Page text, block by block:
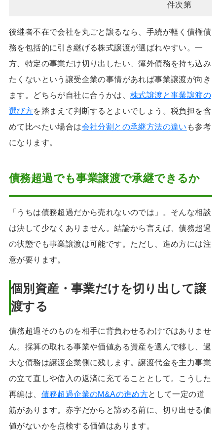
件次第
後継者不在で会社を丸ごと譲るなら、手続が軽く債権債
務を包括的に引き継げる株式譲渡が選ばれやすい。一
方、特定の事業だけ切り出したい、簿外債務を持ち込み
たくないという譲受企業の事情があれば事業譲渡が向き
ます。どちらが自社に合うかは、 株式譲渡と事業譲渡の
選び方を踏まえて判断するとよいでしょう。税負担を含
めて比べたい場合は会社分割との承継方法の違い も参考
になります。
債務超過でも事業譲渡で承継できるか
「うちは債務超過だから売れないのでは」。そんな相談
は決して少なくありません。結論から言えば、債務超過
の状態でも事業譲渡は可能です。ただし、進め方には注
意が要ります。
個別資産・事業だけを切り出して譲
渡する
債務超過そのものを相手に背負わせるわけではありませ
ん。採算の取れる事業や価値ある資産を選んで移し、過
大な債務は譲渡企業側に残します。譲渡代金を主力事業
の立て直しや借入の返済に充てることとして。こうした
再編は、 債務超過企業のM&Aの進め方として一定の道
筋があります。赤字だからと諦める前に、切り出せる価
値がないかを点検する価値はあります。